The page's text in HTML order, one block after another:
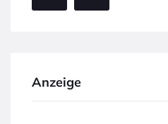
Anzeige